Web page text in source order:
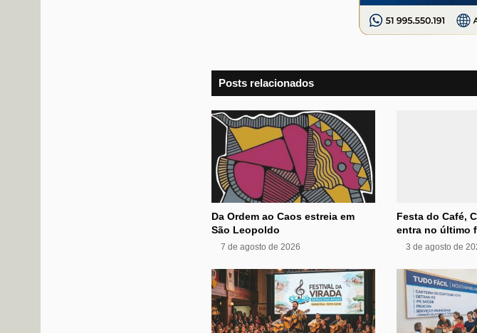
Posts relacionados
Da Ordem ao Caos estreia em
São Leopoldo
7 de agosto de 2026
Festa do Café,
entra no último
3 de agosto de